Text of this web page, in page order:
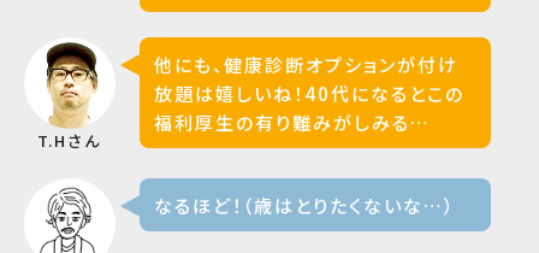
T.Hさん
他にも、健康診断オプションが付け
放題は嬉しいね！40代になるとこの
福利厚生の有り難みがしみる…
なるほど！（歳はとりたくないな…）